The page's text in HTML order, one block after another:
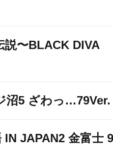
説〜BLACK DIVA
沼5 ざわっ…79Ver.
IN JAPAN2 金富士